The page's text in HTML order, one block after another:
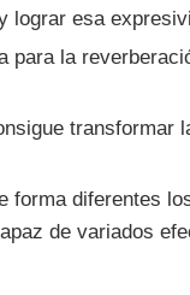
lograr esa
para la
transformar
forma diferentes
de variados